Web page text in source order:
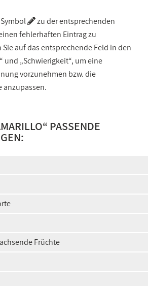
zu der entsprechenden
fehlerhaften Eintrag zu
auf das entsprechende Feld in den
und „Schwierigkeit“, um eine
vorzunehmen bzw. die
anzupassen.
PASSENDE
Früchte